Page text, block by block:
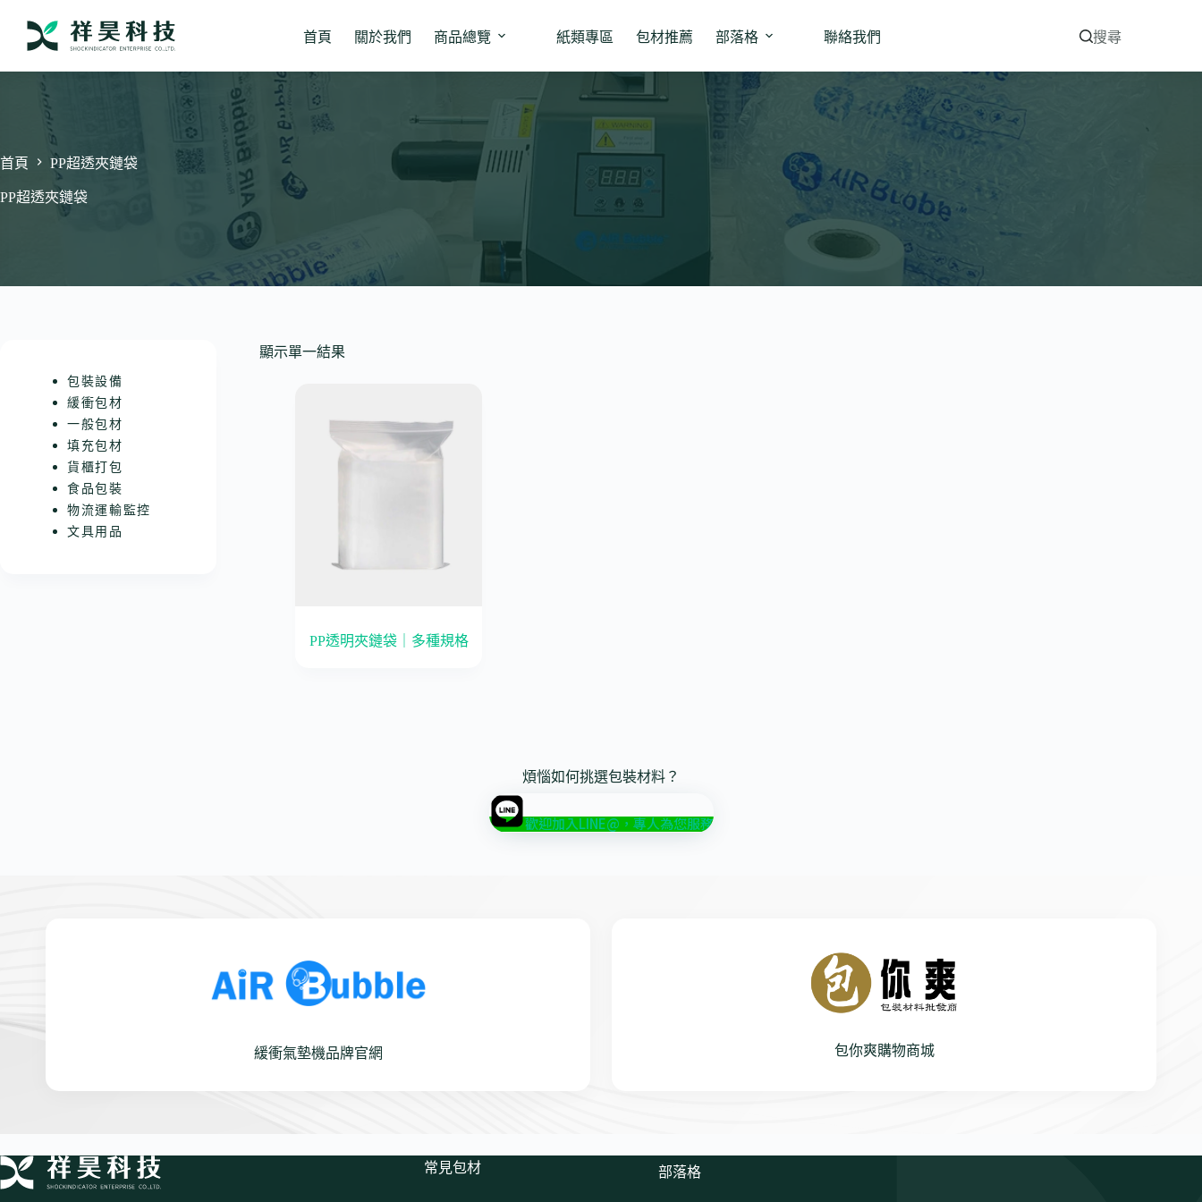
要
首頁 關於我們 商品總覽 紙類專區 包材推薦 部落格 聯絡我們 搜尋
首頁 PP超透夾鏈袋
PP超透夾鏈袋
顯示單一結果
PP透明夾鏈袋｜多種規格
包裝設備
緩衝包材
一般包材
填充包材
貨櫃打包
食品包裝
物流運輸監控
文具用品
煩惱如何挑選包裝材料？
歡迎加入LINE@，專人為您服務
緩衝氣墊機品牌官網 包你爽購物商城
常見包材 部落格